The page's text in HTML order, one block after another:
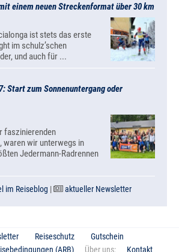
einem neuen Streckenformat über 30 km
ist stets das erste
im schulz’schen
und auch für ...
Start zum Sonnenuntergang oder
faszinierenden
waren wir unterwegs in
Jedermann-Radrennen
im Reiseblog | aktueller Newsletter
Reiseschutz
Gutschein
(ARB) Über uns: Kontakt